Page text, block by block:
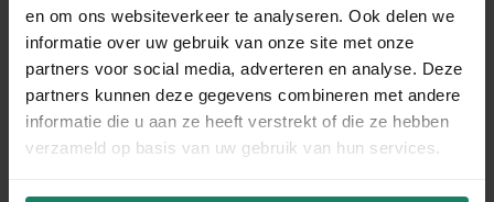
en om ons websiteverkeer te analyseren. Ook delen we
informatie over uw gebruik van onze site met onze
partners voor social media, adverteren en analyse. Deze
partners kunnen deze gegevens combineren met andere
informatie die u aan ze heeft verstrekt of die ze hebben
verzameld op basis van uw gebruik van hun services.